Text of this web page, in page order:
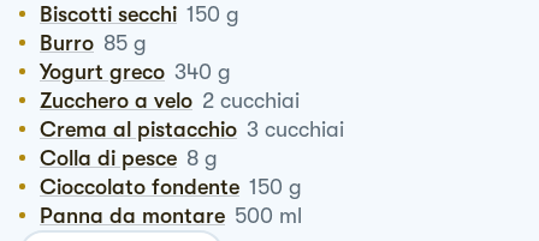
Biscotti secchi 150 g
Burro 85 g
Yogurt greco 340 g
Zucchero a velo 2 cucchiai
Crema al pistacchio 3 cucchiai
Colla di pesce 8 g
Cioccolato fondente 150 g
Panna da montare 500 ml